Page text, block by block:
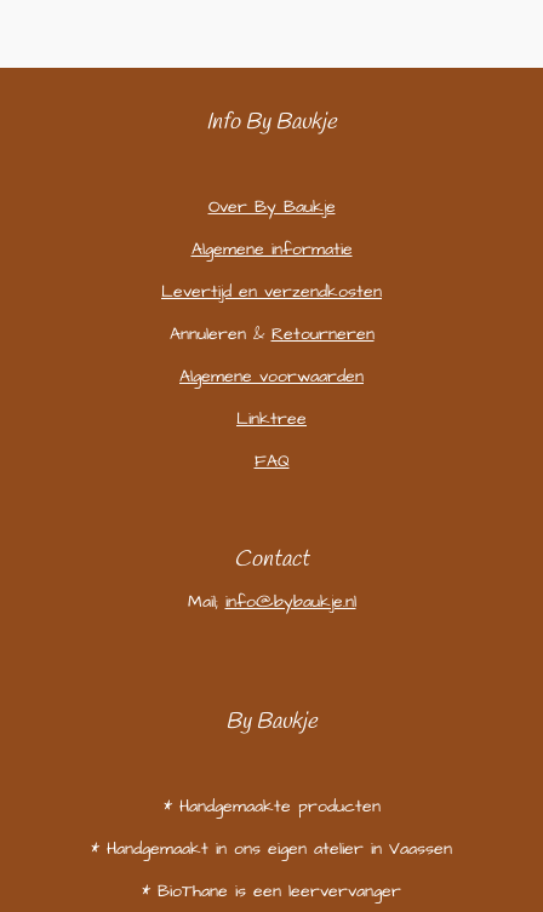
Info By Baukje
Over By Baukje
Algemene informatie
Levertijd en verzendkosten
Annuleren & Retourneren
Algemene voorwaarden
Linktree
FAQ
Contact
Mail;info@bybaukje.nl
By Baukje
* Handgemaakte producten
* Handgemaakt in ons eigen atelier in Vaassen
* BioThane is een leervervanger